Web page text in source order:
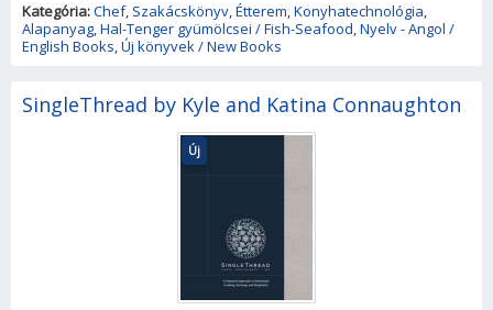
Kategória:Chef, Szakácskönyv,Étterem,Konyhatechnológia,
Alapanyag,Hal-Tenger gyümölcsei / Fish-Seafood,Nyelv - Angol /
English Books,Új könyvek / New Books
SingleThread by Kyle and Katina Connaughton
Új